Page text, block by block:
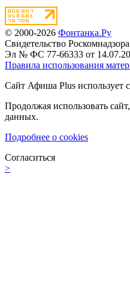
© 2000-2026 Фонтанка.Ру
Свидетельство Роскомнадзора
Эл № ФС 77-66333 от
Правила использования
Сайт Афиша Plus использует
Продолжая использовать
данных.
Подробнее о cookies
Согласиться
>